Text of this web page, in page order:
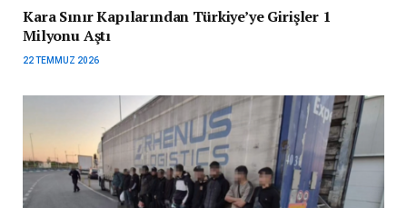
Kara Sınır Kapılarından Türkiye’ye Girişler 1
Milyonu Aştı
22 TEMMUZ 2026